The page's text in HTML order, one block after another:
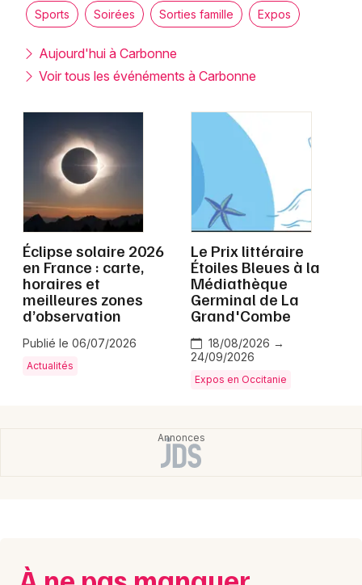
Manifestations
Foires & salons
Concerts
Sports
Soirées
Sorties famille
Expos
Haute-Garonne
Artistes en tournée
Montpellier
Paris
Strasbourg
Toulouse
Toutes les villes
Sports Soirées Sorties famille Expos
Aujourd'hui à Carbonne
Voir tous les événéments à Carbonne
Éclipse solaire 2026
en France : carte,
horaires et
meilleures zones
d’observation
Publié le 06/07/2026
Actualités
Le Prix littéraire
Étoiles Bleues à la
Médiathèque
Germinal de La
Grand'Combe
18/08/2026 →
24/09/2026
Expos en Occitanie